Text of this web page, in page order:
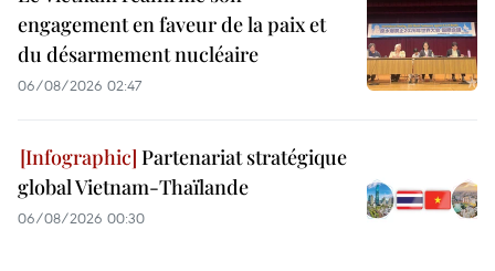
engagement en faveur de la paix et
du désarmement nucléaire
06/08/2026 02:47
Partenariat stratégique
global Vietnam-Thaïlande
06/08/2026 00:30